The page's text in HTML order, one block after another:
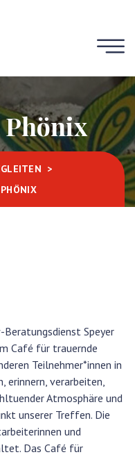
PHÖNIX
Speyer
Café für trauernde
Teilnehmer*innen in
erinnern, verarbeiten,
Atmosphäre und
unserer Treffen. Die
und
Das Café für